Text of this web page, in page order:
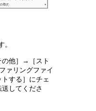
。
の他］→［スト
ァリングファイ
する］にチェ
してくださ